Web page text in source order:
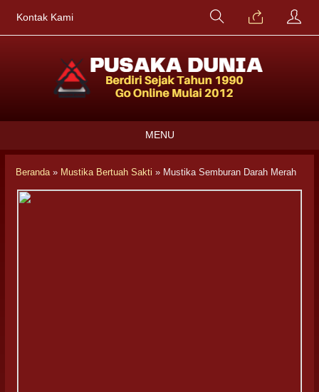
Kontak Kami
MENU
Beranda» Mustika Bertuah Sakti » Mustika Semburan Darah Merah